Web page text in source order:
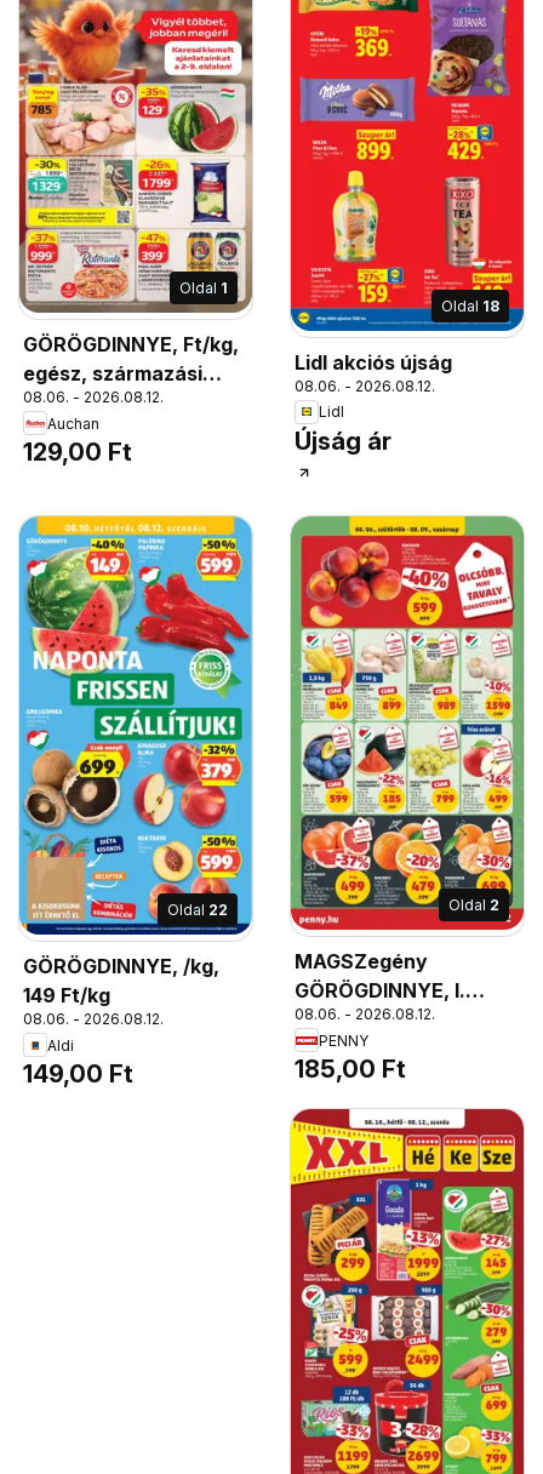
Oldal 1
GÖRÖGDINNYE, Ft/kg,
egész, származási
hely: Magyarország
08.06. - 2026.08.12.
Auchan
129,00 Ft
Oldal 18
Lidl akciós újság
08.06. - 2026.08.12.
Lidl
Újság ár
Oldal 22
GÖRÖGDINNYE, /kg,
149 Ft/kg
08.06. - 2026.08.12.
Aldi
149,00 Ft
Oldal 2
MAGSZegény
GÖRÖGDINNYE, I.
osztály, lédig, kg
08.06. - 2026.08.12.
PENNY
185,00 Ft